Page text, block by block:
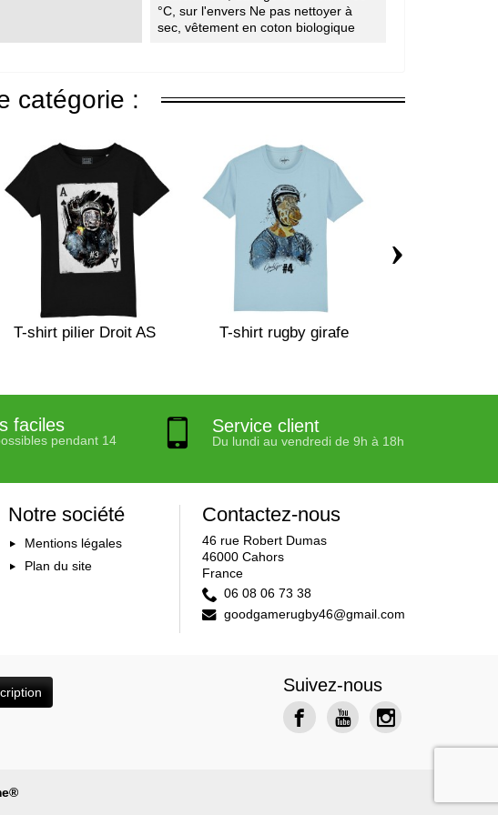
°C, sur l'envers Ne pas nettoyer à
sec, vêtement en coton biologique
catégorie :
T-shirt pilier Droit AS T-shirt rugby girafe
›
faciles
pendant 14
Service client
Du lundi au vendredi de 9h à 18h
Notre société
Mentions légales
Plan du site
Contactez-nous
46 rue Robert Dumas
46000 Cahors
France
06 08 06 73 38
goodgamerugby46@gmail.com
Suivez-nous